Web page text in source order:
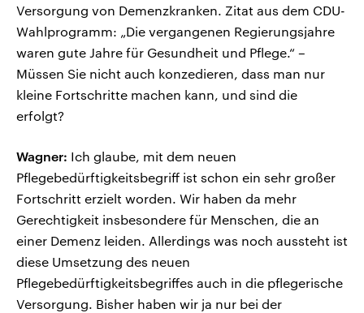
Versorgung von Demenzkranken. Zitat aus dem CDU-
Wahlprogramm: „Die vergangenen Regierungsjahre
waren gute Jahre für Gesundheit und Pflege.“ –
Müssen Sie nicht auch konzedieren, dass man nur
kleine Fortschritte machen kann, und sind die
erfolgt?
Wagner: Ich glaube, mit dem neuen
Pflegebedürftigkeitsbegriff ist schon ein sehr großer
Fortschritt erzielt worden. Wir haben da mehr
Gerechtigkeit insbesondere für Menschen, die an
einer Demenz leiden. Allerdings was noch aussteht ist
diese Umsetzung des neuen
Pflegebedürftigkeitsbegriffes auch in die pflegerische
Versorgung. Bisher haben wir ja nur bei der